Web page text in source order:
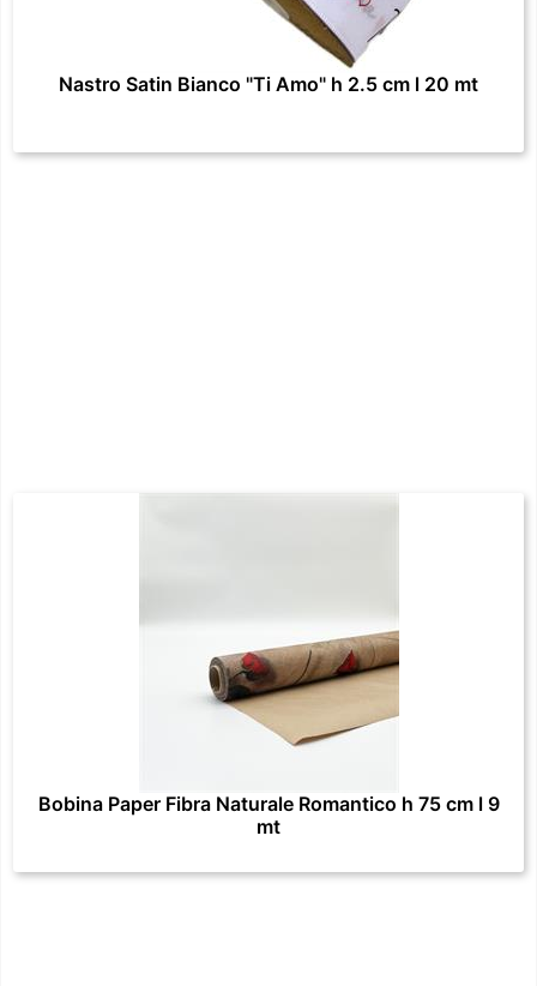
Nastro Satin Bianco "Ti Amo" h 2.5 cm l 20 mt
Bobina Paper Fibra Naturale Romantico h 75 cm l 9
mt